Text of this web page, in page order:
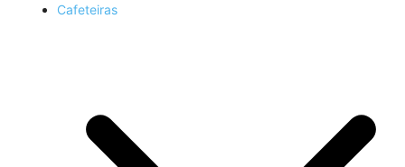
Cafeteiras